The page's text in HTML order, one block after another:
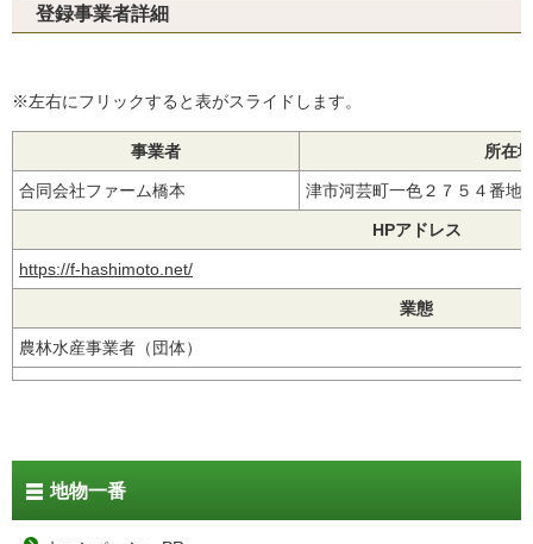
登録事業者詳細
※左右にフリックすると表がスライドします。
事業者 所在地
合同会社ファーム橋本 津市河芸町一色２７５４番
HPアドレス
https://f-hashimoto.net/
業態
農林水産事業者（団体）
地物一番